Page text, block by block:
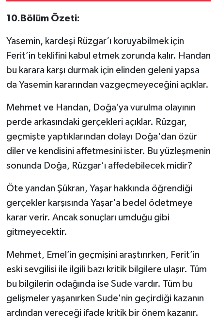
10.Bölüm Özeti:
Yasemin, kardeşi Rüzgar’ı koruyabilmek için
Ferit’in teklifini kabul etmek zorunda kalır. Handan
bu karara karşı durmak için elinden geleni yapsa
da Yasemin kararından vazgeçmeyeceğini açıklar.
Mehmet ve Handan, Doğa’ya vurulma olayının
perde arkasındaki gerçekleri açıklar. Rüzgar,
geçmişte yaptıklarından dolayı Doğa'dan özür
diler ve kendisini affetmesini ister. Bu yüzleşmenin
sonunda Doğa, Rüzgar’ı affedebilecek midir?
Öte yandan Şükran, Yaşar hakkında öğrendiği
gerçekler karşısında Yaşar'a bedel ödetmeye
karar verir. Ancak sonuçları umduğu gibi
gitmeyecektir.
Mehmet, Emel’in geçmişini araştırırken, Ferit’in
eski sevgilisi ile ilgili bazı kritik bilgilere ulaşır. Tüm
bu bilgilerin odağında ise Sude vardır. Tüm bu
gelişmeler yaşanırken Sude'nin geçirdiği kazanın
ardından vereceği ifade kritik bir önem kazanır.